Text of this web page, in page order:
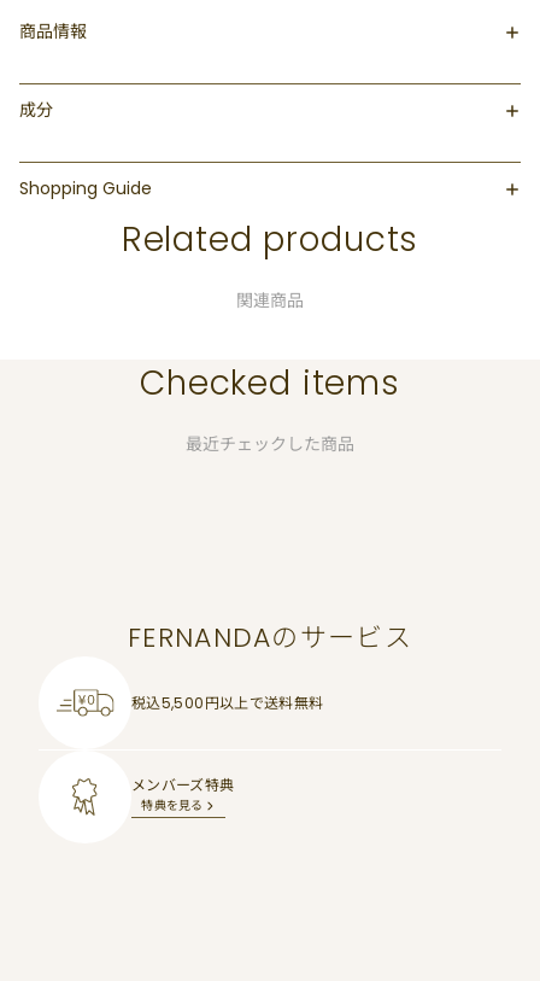
商品情報
成分
Shopping Guide
Related products
関連商品
Checked items
最近チェックした商品
FERNANDAのサービス
税込5,500円以上で送料無料
メンバーズ特典
特典を見る